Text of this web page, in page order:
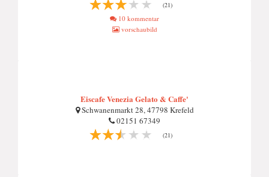
(21)
10 kommentar
vorschaubild
Eiscafe Venezia Gelato & Caffe'
Schwanenmarkt 28, 47798 Krefeld
02151 67349
(21)